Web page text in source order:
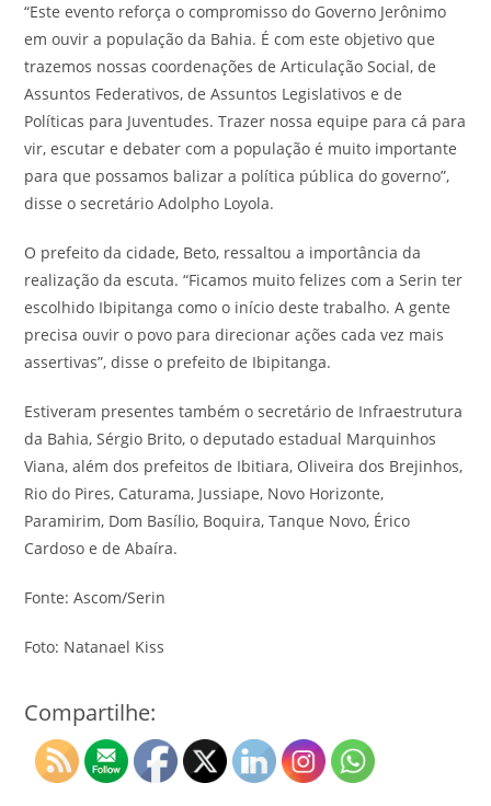
“Este evento reforça o compromisso do Governo Jerônimo
em ouvir a população da Bahia. É com este objetivo que
trazemos nossas coordenações de Articulação Social, de
Assuntos Federativos, de Assuntos Legislativos e de
Políticas para Juventudes. Trazer nossa equipe para cá para
vir, escutar e debater com a população é muito importante
para que possamos balizar a política pública do governo”,
disse o secretário Adolpho Loyola.
O prefeito da cidade, Beto, ressaltou a importância da
realização da escuta. “Ficamos muito felizes com a Serin ter
escolhido Ibipitanga como o início deste trabalho. A gente
precisa ouvir o povo para direcionar ações cada vez mais
assertivas”, disse o prefeito de Ibipitanga.
Estiveram presentes também o secretário de Infraestrutura
da Bahia, Sérgio Brito, o deputado estadual Marquinhos
Viana, além dos prefeitos de Ibitiara, Oliveira dos Brejinhos,
Rio do Pires, Caturama, Jussiape, Novo Horizonte,
Paramirim, Dom Basílio, Boquira, Tanque Novo, Érico
Cardoso e de Abaíra.
Fonte: Ascom/Serin
Foto: Natanael Kiss
Compartilhe: